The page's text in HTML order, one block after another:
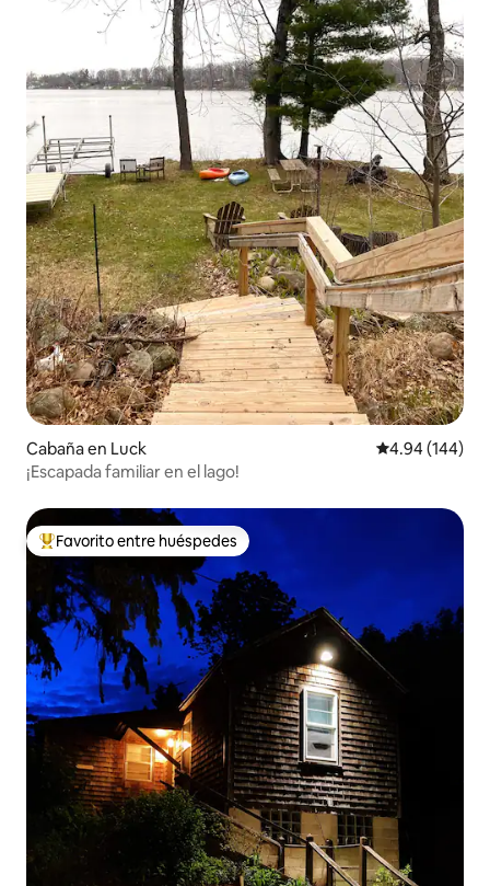
Cabaña en Luck Calificación
4.94 (144)
¡Escapada familiar en el lago!
Favorito entre huéspedes preferido
Favorito entre huéspedes